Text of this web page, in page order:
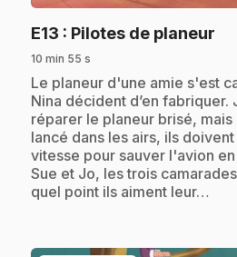
E13 : Pilotes de planeur
10 min 55 s
.Le planeur d'une amie s'est
Nina décident d’en
réparer le planeur brisé,
lancé dans les airs, ils
vitesse pour sauver l'avion
Sue et Jo, les trois
quel point ils aiment leur…